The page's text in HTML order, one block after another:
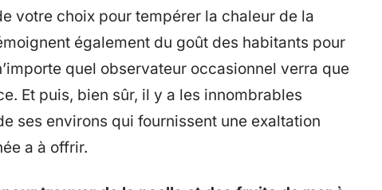
votre choix pour tempérer la chaleur de la
également du goût des habitants pour
quel observateur occasionnel verra que
Et puis, bien sûr, il y a les innombrables
ses environs qui fournissent une exaltation
a à offrir.